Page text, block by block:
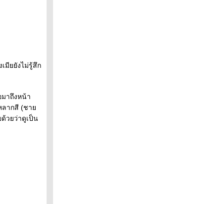
มียยังไม่รู้สึก
าถึงหน้า
ลากสี (ชา
วยว่าดูเป็น